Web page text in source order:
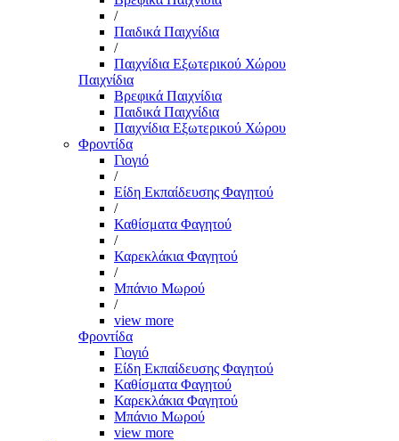
/
Παιδικά Παιχνίδια
/
Παιχνίδια Εξωτερικού Χώρου
Παιχνίδια
Βρεφικά Παιχνίδια
Παιδικά Παιχνίδια
Παιχνίδια Εξωτερικού Χώρου
Φροντίδα
Γιογιό
/
Είδη Εκπαίδευσης Φαγητού
/
Καθίσματα Φαγητού
/
Καρεκλάκια Φαγητού
/
Μπάνιο Μωρού
/
view more
Φροντίδα
Γιογιό
Είδη Εκπαίδευσης Φαγητού
Καθίσματα Φαγητού
Καρεκλάκια Φαγητού
Μπάνιο Μωρού
view more